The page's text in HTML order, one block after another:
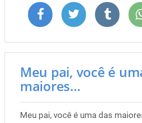
Meu pai, você é
maiores...
Meu pai, você é uma das